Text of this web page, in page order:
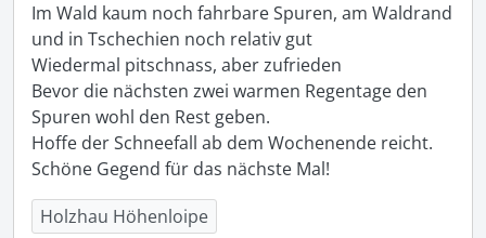
Im Wald kaum noch fahrbare Spuren, am Waldrand
und in Tschechien noch relativ gut
Wiedermal pitschnass, aber zufrieden
Bevor die nächsten zwei warmen Regentage den
Spuren wohl den Rest geben.
Hoffe der Schneefall ab dem Wochenende reicht.
Schöne Gegend für das nächste Mal!
Holzhau Höhenloipe